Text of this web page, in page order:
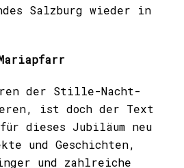
Salzburg wieder in
der Stille-Nacht-
ist doch der Text
dieses Jubiläum neu
und Geschichten,
und zahlreiche